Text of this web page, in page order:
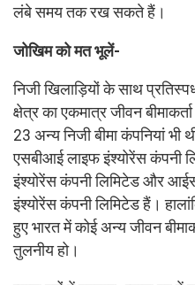
लंबे समय तक रख सकते हैं।
जोखिम को मत भूलें-
निजी खिलाड़ियों के साथ
क्षेत्र का एकमात्र जीवन
23 अन्य निजी बीमा कंपनियां
एसबीआई लाइफ इंश्योरेंस कंपनी
इंश्योरेंस कंपनी लिमिटेड और
इंश्योरेंस कंपनी लिमिटेड हैं।
हुए भारत में कोई अन्य जीवन
तुलनीय हो।